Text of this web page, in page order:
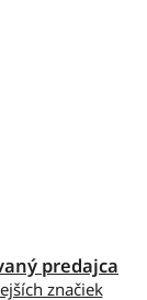
predajca
značiek